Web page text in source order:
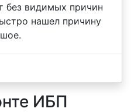
без видимых причин
нашел причину
ИБП